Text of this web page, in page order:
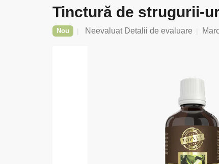
Tinctură de strugurii-
Nou
Evaluarea
Neevaluat Detalii de evaluare